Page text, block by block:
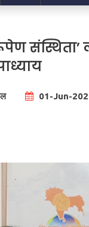
01-Jun-